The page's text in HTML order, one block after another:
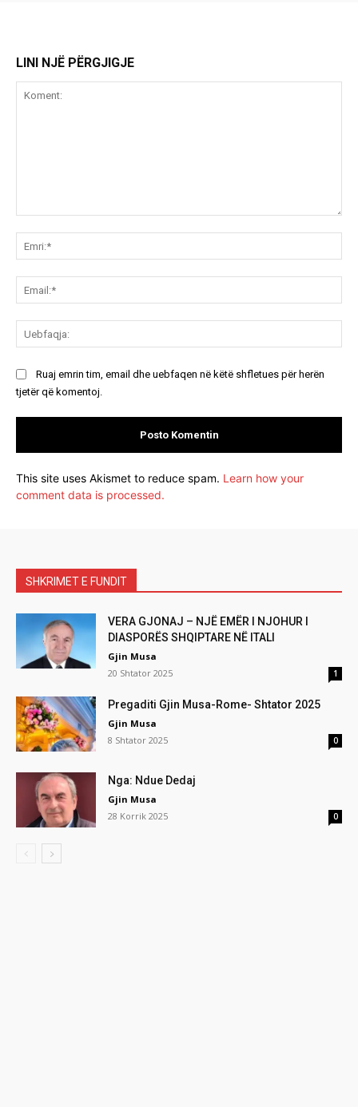
LINI NJË PËRGJIGJE
Ruaj emrin tim, email dhe uebfaqen në këtë shfletues për herën
tjetër që komentoj.
This site uses Akismet to reduce spam. Learn how your
comment data is processed.
SHKRIMET E FUNDIT
VERA GJONAJ – NJË EMËR I NJOHUR I
DIASPORËS SHQIPTARE NË ITALI
Gjin Musa
20 Shtator 2025
1
Pregaditi Gjin Musa-Rome- Shtator 2025
Gjin Musa
8 Shtator 2025
0
Nga: Ndue Dedaj
Gjin Musa
28 Korrik 2025
0